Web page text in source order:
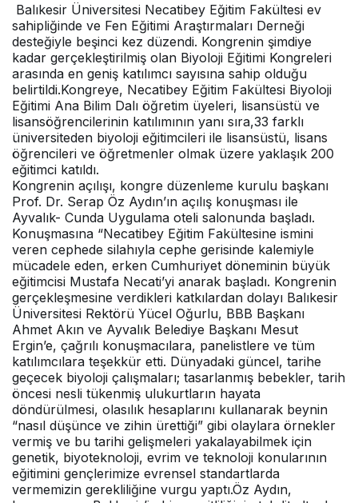
Balıkesir Üniversitesi Necatibey Eğitim Fakültesi ev
sahipliğinde ve Fen Eğitimi Araştırmaları Derneği
desteğiyle beşinci kez düzendi. Kongrenin şimdiye
kadar gerçekleştirilmiş olan Biyoloji Eğitimi Kongreleri
arasında en geniş katılımcı sayısına sahip olduğu
belirtildi.Kongreye, Necatibey Eğitim Fakültesi Biyoloji
Eğitimi Ana Bilim Dalı öğretim üyeleri, lisansüstü ve
lisansöğrencilerinin katılımının yanı sıra,33 farklı
üniversiteden biyoloji eğitimcileri ile lisansüstü, lisans
öğrencileri ve öğretmenler olmak üzere yaklaşık 200
eğitimci katıldı.
Kongrenin açılışı, kongre düzenleme kurulu başkanı
Prof. Dr. Serap Öz Aydın’ın açılış konuşması ile
Ayvalık- Cunda Uygulama oteli salonunda başladı.
Konuşmasına “Necatibey Eğitim Fakültesine ismini
veren cephede silahıyla cephe gerisinde kalemiyle
mücadele eden, erken Cumhuriyet döneminin büyük
eğitimcisi Mustafa Necati’yi anarak başladı. Kongrenin
gerçekleşmesine verdikleri katkılardan dolayı Balıkesir
Üniversitesi Rektörü Yücel Oğurlu, BBB Başkanı
Ahmet Akın ve Ayvalık Belediye Başkanı Mesut
Ergin’e, çağrılı konuşmacılara, panelistlere ve tüm
katılımcılara teşekkür etti. Dünyadaki güncel, tarihe
geçecek biyoloji çalışmaları; tasarlanmış bebekler, tarih
öncesi nesli tükenmiş ulukurtların hayata
döndürülmesi, olasılık hesaplarını kullanarak beynin
“nasıl düşünce ve zihin ürettiği” gibi olaylara örnekler
vermiş ve bu tarihi gelişmeleri yakalayabilmek için
genetik, biyoteknoloji, evrim ve teknoloji konularının
eğitimini gençlerimize evrensel standartlarda
vermemizin gerekliliğine vurgu yaptı.Öz Aydın,